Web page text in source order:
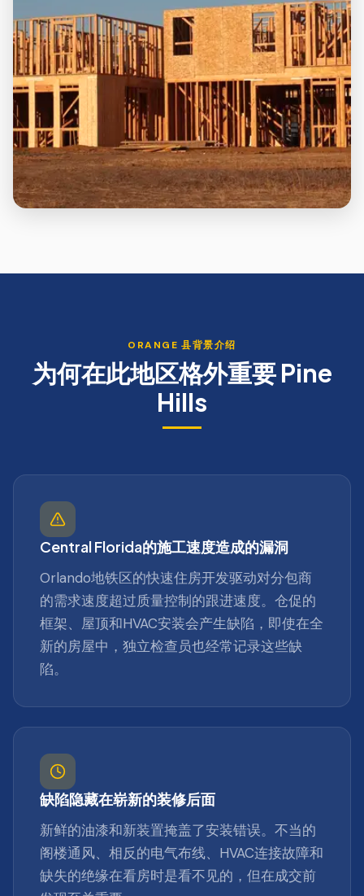
ORANGE 县背景介绍
为何在此地区格外重要Pine
Hills
Central Florida的施工速度造成的漏洞
Orlando地铁区的快速住房开发驱动对分包商
的需求速度超过质量控制的跟进速度。仓促的
框架、屋顶和HVAC安装会产生缺陷，即使在全
新的房屋中，独立检查员也经常记录这些缺
陷。
缺陷隐藏在崭新的装修后面
新鲜的油漆和新装置掩盖了安装错误。不当的
阁楼通风、相反的电气布线、HVAC连接故障和
缺失的绝缘在看房时是看不见的，但在成交前